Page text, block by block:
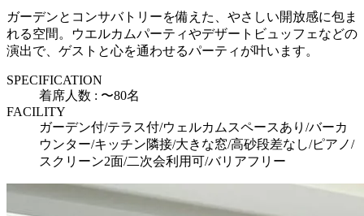
ガーデンとコンサバトリーを備えた、やさしい開放感に包ま
れる空間。ウエルカムパーティやデザートビュッフェなどの
演出で、ゲストと心を通わせるパーティが叶います。
SPECIFICATION
着席人数 : 〜80名
FACILITY
ガーデン付/テラス付/ウェルカムスペースあり/バーカ
ウンター/キッチン隣接/大きな窓/高砂段差なし/ピアノ/
スクリーン2面/二次会利用可/バリアフリー